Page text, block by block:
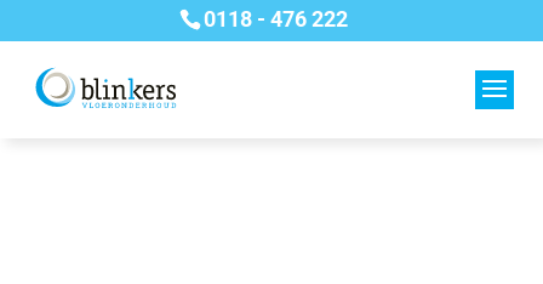
0118 - 476 222